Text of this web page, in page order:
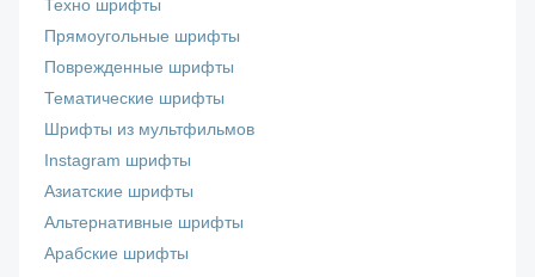
Техно шрифты
Прямоугольные шрифты
Поврежденные шрифты
Тематические шрифты
Шрифты из мультфильмов
Instagram шрифты
Азиатские шрифты
Альтернативные шрифты
Арабские шрифты